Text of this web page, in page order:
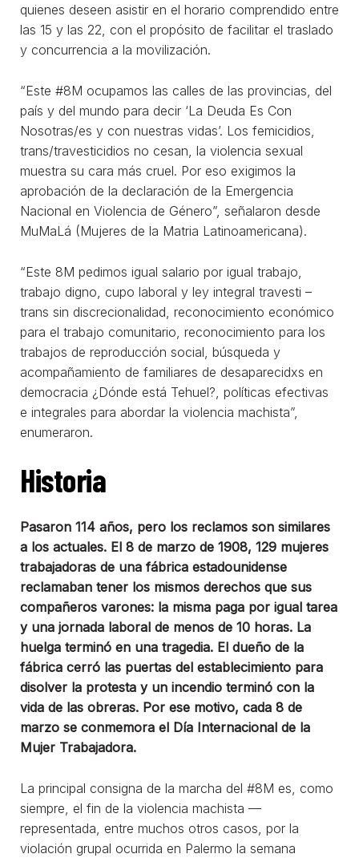
quienes deseen asistir en el horario comprendido entre
las 15 y las 22, con el propósito de facilitar el traslado
y concurrencia a la movilización.
“Este #8M ocupamos las calles de las provincias, del
país y del mundo para decir ‘La Deuda Es Con
Nosotras/es y con nuestras vidas’. Los femicidios,
trans/travesticidios no cesan, la violencia sexual
muestra su cara más cruel. Por eso exigimos la
aprobación de la declaración de la Emergencia
Nacional en Violencia de Género”, señalaron desde
MuMaLá (Mujeres de la Matria Latinoamericana).
“Este 8M pedimos igual salario por igual trabajo,
trabajo digno, cupo laboral y ley integral travesti –
trans sin discrecionalidad, reconocimiento económico
para el trabajo comunitario, reconocimiento para los
trabajos de reproducción social, búsqueda y
acompañamiento de familiares de desaparecidxs en
democracia ¿Dónde está Tehuel?, políticas efectivas
e integrales para abordar la violencia machista”,
enumeraron.
Historia
Pasaron 114 años, pero los reclamos son similares
a los actuales. El 8 de marzo de 1908, 129 mujeres
trabajadoras de una fábrica estadounidense
reclamaban tener los mismos derechos que sus
compañeros varones: la misma paga por igual tarea
y una jornada laboral de menos de 10 horas. La
huelga terminó en una tragedia. El dueño de la
fábrica cerró las puertas del establecimiento para
disolver la protesta y un incendio terminó con la
vida de las obreras. Por ese motivo, cada 8 de
marzo se conmemora el Día Internacional de la
Mujer Trabajadora.
La principal consigna de la marcha del #8M es, como
siempre, el fin de la violencia machista —
representada, entre muchos otros casos, por la
violación grupal ocurrida en Palermo la semana